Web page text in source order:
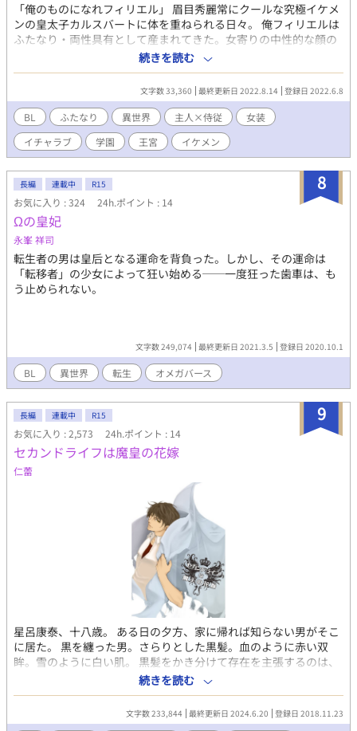
「俺のものになれフィリエル」 眉目秀麗常にクールな究極イケメ
ンの皇太子カルスバートに体を重ねられる日々。 俺フィリエルは
ふたなり・両性具有として産まれてきた。女寄りの中性的な顔の
為、ワガママ皇太子が幼い頃から俺を令嬢としてパーティーへ参
加させたりやたらスキンシップが多かった。 でも俺はずっと男と
して育ってきたんだ。なのに14歳の時に生理がきてから皇妃様と
母が喜びカルも二人の時しかしなかったスキンシップをおおっぴ
らにするようになってしまった。 周りは諌めると思いきや温かい
目で見ている・・・？ カルはというと乳兄弟として幼い頃から一
緒にいる俺をずっと抱こうとしていたらしい。うん、知ってた。
気づいていたけど気づかないふりをしていた。 そんなカルスバー
トの15歳の誕生日に俺をくれだと⁉ クールな皇太子が乳兄弟を娶
る為に体と行動で気持ちを伝え気づいていない気持ちを自覚させ
ようとするお話。 基本イチャイチャラブラブ。 ※オメガバースで
はありません。ふたなりです。話の流れで妊娠はあるかもしれま
せんが出産シーンは書きません。 R18の話には✳が付いていま
す。 小説家になろうの方で先行投稿中。
続きを読む
文字数 33,360 最終更新日 2022.8.14 登録日 2022.6.8
BL ふたなり 異世界 主人×侍従
女装
イチャラブ
学園 王宮 イケメン
8
長編 連載中 R15
お気に入り : 324 24h.ポイント : 14
Ωの皇妃
永峯 祥司
転生者の男は皇后となる運命を背負った。しかし、その運命は
「転移者」の少女によって狂い始める──一度狂った歯車は、も
う止められない。
文字数 249,074 最終更新日 2021.3.5 登録日 2020.10.1
BL 異世界 転生 オメガバース
9
長編 連載中 R15
お気に入り : 2,573 24h.ポイント : 14
セカンドライフは魔皇の花嫁
仁蕾
星呂康泰、十八歳。 ある日の夕方、家に帰れば知らない男がそこ
に居た。 黒を纏った男。さらりとした黒髪。血のように赤い双
眸。雪のように白い肌。 黒髪をかき分けて存在を主張するのは、
後方に捻れて伸びるムフロンのような一対の角。 本来なら白いは
ずの目玉は黒い。 「お帰りなさいませ、皇妃閣下」 男は美しく微
笑んだ。 ---------------------------------------- ▽なろうさんでもこっそ
り公開中▽ https://ncode.syosetu.com/n3184fb/
続きを読む
文字数 233,844 最終更新日 2024.6.20 登録日 2018.11.23